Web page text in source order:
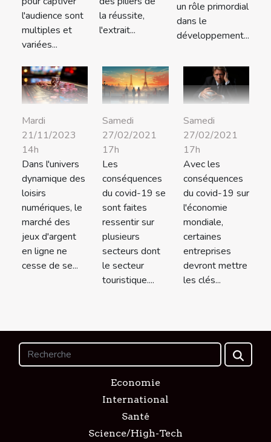
l'audience sont
multiples et
variées...
la réussite,
l'extrait...
un rôle primordial
dans le
développement...
Mardi
21/11/2023
14h
Dans l'univers
dynamique des
loisirs
numériques, le
marché des
jeux d'argent
en ligne ne
cesse de se...
Samedi
27/02/2021
17h
Les
conséquences
du covid-19 se
sont faites
ressentir sur
plusieurs
secteurs dont
le secteur
touristique....
Samedi
27/02/2021
17h
Avec les
conséquences
du covid-19 sur
l'économie
mondiale,
certaines
entreprises
devront mettre
les clés...
Economie
International
Santé
Science/High-Tech